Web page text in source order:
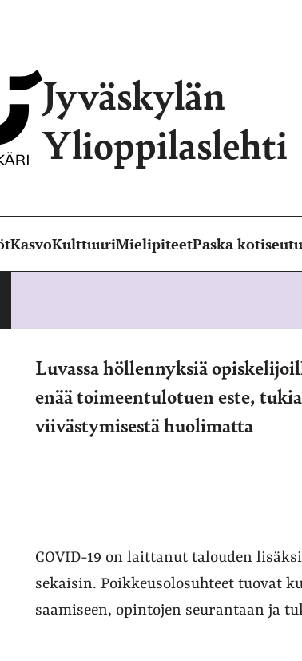
Jyväskylän
Ylioppilaslehti
KasvoKulttuuriMielipiteetPaska kotiseutu
Luvassa höllennyksiä
enää toimeentulotuen este,
viivästymisestä huolimatta
COVID-19 on laittanut talouden
sekaisin. Poikkeusolosuhteet tuovat
saamiseen, opintojen seurantaan ja